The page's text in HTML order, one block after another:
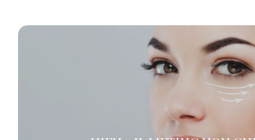
HIFU - IL LIFTING NON